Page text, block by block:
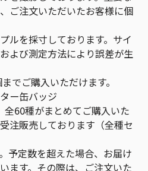
ご注文いただいたお客様に個
ルを採寸しております。サイ
よび測定方法により誤差が生
でご購入いただけます。
ー缶バッジ
60種がまとめてご購入いた
注販売しております（全種セ
予定数を超えた場合、お届け
ます。その際は、ご注文いた